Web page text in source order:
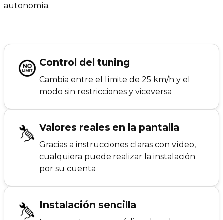
autonomía.
Control del tuning
Cambia entre el límite de 25 km/h y el
modo sin restricciones y viceversa
Valores reales en la pantalla
Gracias a instrucciones claras con vídeo,
cualquiera puede realizar la instalación
por su cuenta
Instalación sencilla